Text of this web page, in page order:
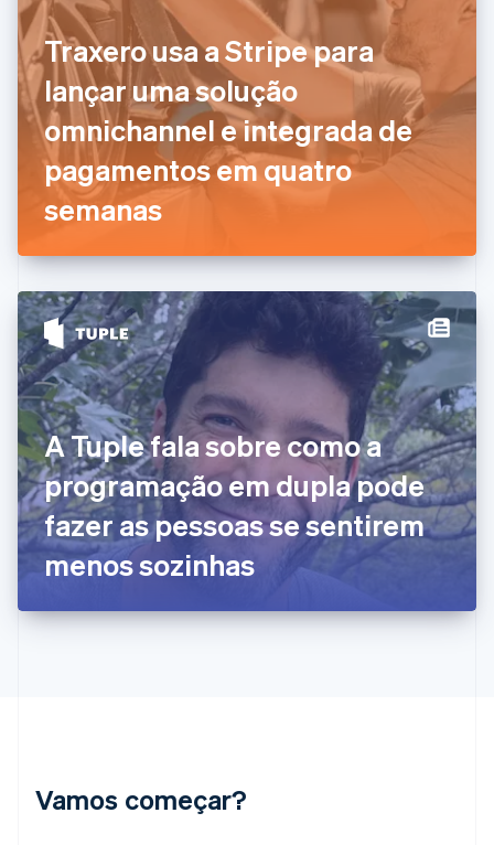
Traxero usa a Stripe para
lançar uma solução
omnichannel e integrada de
pagamentos em quatro
semanas
A Tuple fala sobre como a
programação em dupla pode
fazer as pessoas se sentirem
menos sozinhas
Vamos começar?
Chipre
English
Croácia
English Italiano
Dinamarca
English
Emirados Árabes Unidos
English
Eslováquia
English
EnglishItaliano
Espanha
EspañolEnglish
Estados Unidos
English Español简体中文
Estônia
English
Finlândia
EnglishSvenska
França
FrançaisEnglish
Gibraltar
English
Grécia
English
English
日本語English